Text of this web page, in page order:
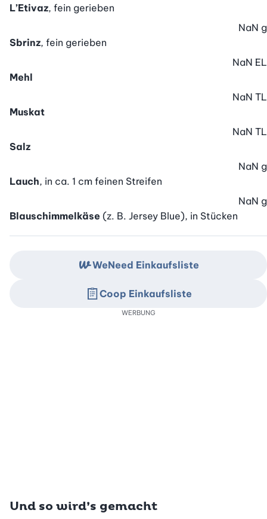
L’Etivaz, fein gerieben
Sbrinz, fein gerieben
NaN g
Mehl
NaN EL
Muskat
NaN TL
Salz
NaN TL
Lauch, in ca. 1 cm feinen Streifen
NaN g
Blauschimmelkäse (z. B. Jersey Blue), in Stücken
NaN g
Und so wird’s gemacht
WeNeed Einkaufsliste
Coop Einkaufsliste
WERBUNG